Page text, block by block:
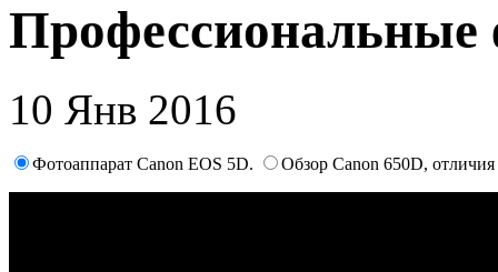
Профессиональные
10 Янв 2016
Фотоаппарат Canon EOS 5D. Обзор Canon 650D,